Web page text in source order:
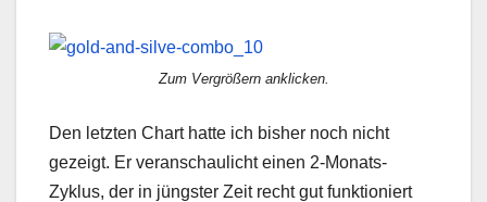
Zum Vergrößern anklicken.
Den letzten Chart hatte ich bisher noch nicht
gezeigt. Er veranschaulicht einen 2-Monats-
Zyklus, der in jüngster Zeit recht gut funktioniert